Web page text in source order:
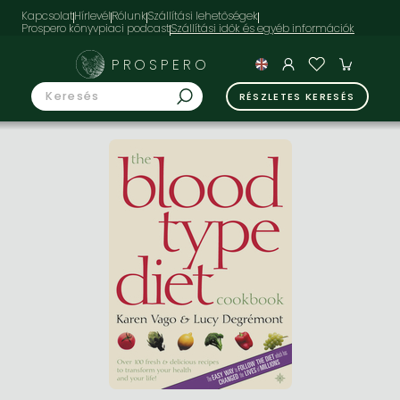
KapcsolatHírlevélRólunkSzállítási lehetőségek
Prospero könyvpiaci podcast
PROSPERO
RÉSZLETES KERESÉS